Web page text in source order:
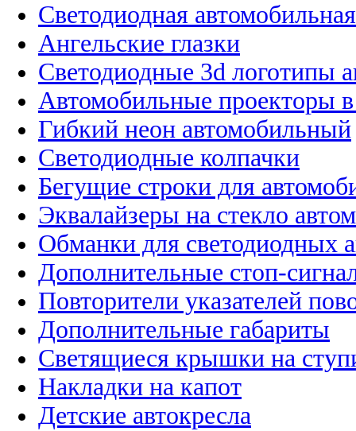
Светодиодная
Ангельские глазки
Светодиодные 3d логотипы
Автомобильные проекторы
Гибкий неон автомобильный
Светодиодные колпачки
Бегущие строки для
Эквалайзеры на стекло
Обманки для светодиодных
Дополнительные стоп-
Повторители указателей
Дополнительные габариты
Светящиеся крышки на
Накладки на капот
Детские автокресла